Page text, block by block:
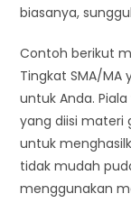
biasanya,
Contoh berikut
Tingkat SMA/MA
untuk Anda.
yang diisi
untuk
tidak mudah
menggunakan